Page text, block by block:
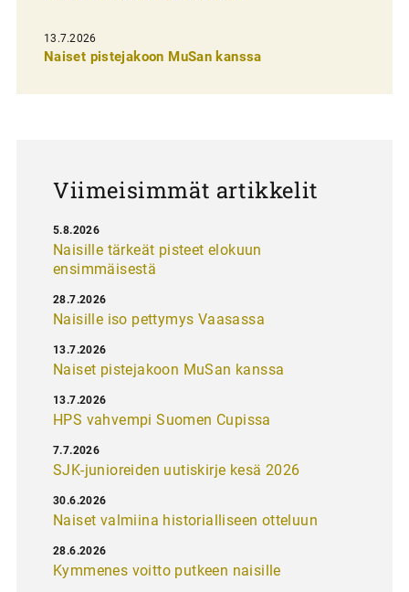
e
13.7.2026
Naiset pistejakoon MuSan kanssa
Viimeisimmät artikkelit
Naisille tärkeät pisteet elokuun
ensimmäisestä
5.8.2026
Naisille iso pettymys Vaasassa
28.7.2026
Naiset pistejakoon MuSan kanssa
13.7.2026
HPS vahvempi Suomen Cupissa
13.7.2026
SJK-junioreiden uutiskirje kesä 2026
7.7.2026
Naiset valmiina historialliseen otteluun
30.6.2026
Kymmenes voitto putkeen naisille
28.6.2026